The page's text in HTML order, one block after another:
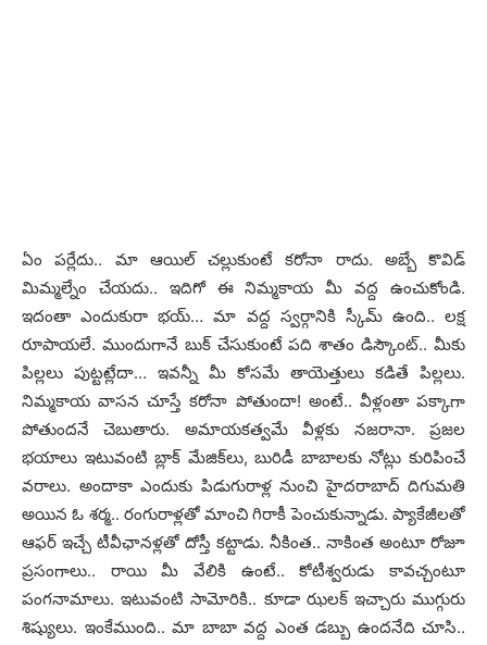
ఏం ప‌ర్లేదు.. మా ఆయిల్ చ‌ల్లుకుంటే క‌రోనా రాదు. అబ్బే కొవిడ్
మిమ్మ‌ల్నేం చేయ‌దు.. ఇదిగో ఈ నిమ్మ‌కాయ మీ వ‌ద్ద ఉంచుకోండి.
ఇదంతా ఎందుకురా భ‌య్‌… మా వ‌ద్ద స్వ‌ర్గానికి స్కీమ్ ఉంది.. ల‌క్ష
రూపాయ‌లే. ముందుగానే బుక్ చేసుకుంటే ప‌ది శాతం డిస్కౌంట్‌.. మీకు
పిల్ల‌లు పుట్ట‌ట్లేదా… ఇవ‌న్నీ మీ కోస‌మే తాయెత్తులు క‌డితే పిల్లలు.
నిమ్మ‌కాయ వాస‌న చూస్తే క‌రోనా పోతుందా! అంటే.. వీళ్లంతా ప‌క్కాగా
పోతుంద‌నే చెబుతారు. అమాయ‌క‌త్వ‌మే వీళ్ల‌కు న‌జ‌రానా. ప్ర‌జ‌ల
భ‌యాలు ఇటువంటి బ్లాక్ మేజిక్‌లు, బురిడీ బాబాల‌కు నోట్లు కురిపించే
వ‌రాలు. అందాకా ఎందుకు పిడుగురాళ్ల నుంచి హైద‌రాబాద్ దిగుమతి
అయిన ఓ శ‌ర్మ‌.. రంగురాళ్లతో మాంచి గిరాకీ పెంచుకున్నాడు. ప్యాకేజీల‌తో
ఆఫ‌ర్ ఇచ్చే టీవీఛాన‌ళ్ల‌తో దోస్తీ క‌ట్టాడు. నీకింత‌.. నాకింత అంటూ రోజూ
ప్ర‌సంగాలు.. రాయి మీ వేలికి ఉంటే.. కోటీశ్వ‌రుడు కావ‌చ్చంటూ
పంగ‌నామాలు. ఇటువంటి సామోరికి.. కూడా ఝ‌ల‌క్ ఇచ్చారు ముగ్గురు
శిష్యులు. ఇంకేముంది.. మా బాబా వ‌ద్ద ఎంత డ‌బ్బు ఉంద‌నేది చూసి..